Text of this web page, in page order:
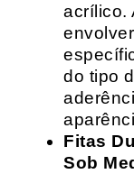
acrílico.
do tipo
Fitas
Sob